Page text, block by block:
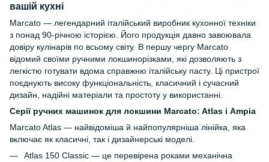
вашій кухні
Marcato — легендарний італійський виробник кухонної техніки
з понад 90-річною історією. Його продукція давно завоювала
довіру кулінарів по всьому світу. В першу чергу Marcato
відомий своїми ручними локшинорізками, які дозволяють з
легкістю готувати вдома справжню італійську пасту. Ці пристрої
поєднують високу функціональність, класичний і сучасний
дизайн, надійні матеріали та простоту у використанні.
Серії ручних машинок для локшини Marcato: Atlas і Ampia
Marcato Atlas — найвідоміша й найпопулярніша лінійка, яка
включає як класичні, так і дизайнерські моделі.
Atlas 150 Classic — це перевірена роками механічна